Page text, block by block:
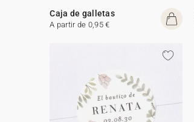
Caja de galletas
A partir de 0,95 €